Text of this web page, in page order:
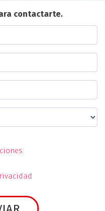
contactarte.